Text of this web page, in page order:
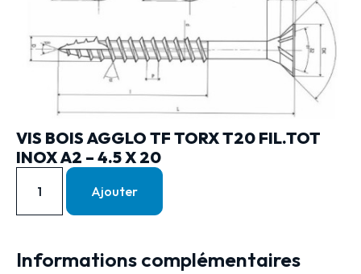
VIS BOIS AGGLO TF TORX T20 FIL.TOT
INOX A2 – 4.5 X 20
Ajouter
Informations complémentaires